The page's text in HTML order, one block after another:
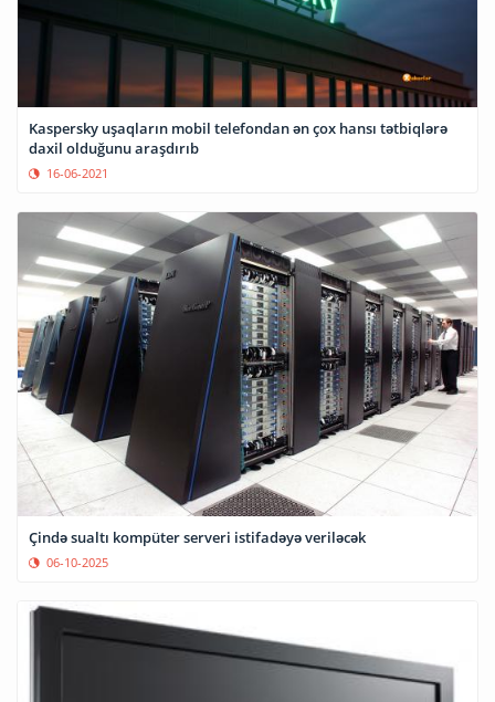
Kaspersky uşaqların mobil telefondan ən çox hansı tətbiqlərə
daxil olduğunu araşdırıb
16-06-2021
Çində sualtı kompüter serveri istifadəyə veriləcək
06-10-2025